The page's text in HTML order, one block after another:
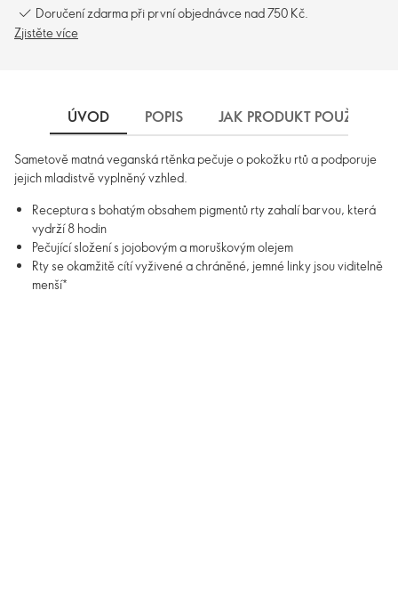
Doručení zdarma při první objednávce nad 750 Kč.
Zjistěte více
ÚVOD POPIS JAK PRODUKT POUŽÍVAT
Sametově matná veganská rtěnka pečuje o pokožku rtů a podporuje
jejich mladistvě vyplněný vzhled.
Receptura s bohatým obsahem pigmentů rty zahalí barvou, která
vydrží 8 hodin
Pečující složení s jojobovým a moruškovým olejem
Rty se okamžitě cítí vyživené a chráněné, jemné linky jsou viditelně
menší*